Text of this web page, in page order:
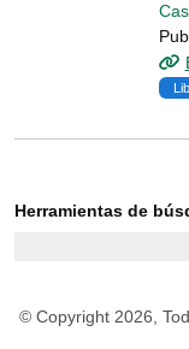
Herramientas de
© Copyright 2026,